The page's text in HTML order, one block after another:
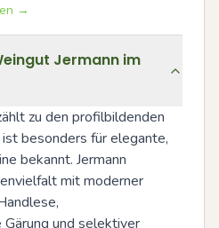
→
Jermann im
zu den profilbildenden
ist besonders für elegante,
bekannt. Jermann
mit moderner
und selektiver